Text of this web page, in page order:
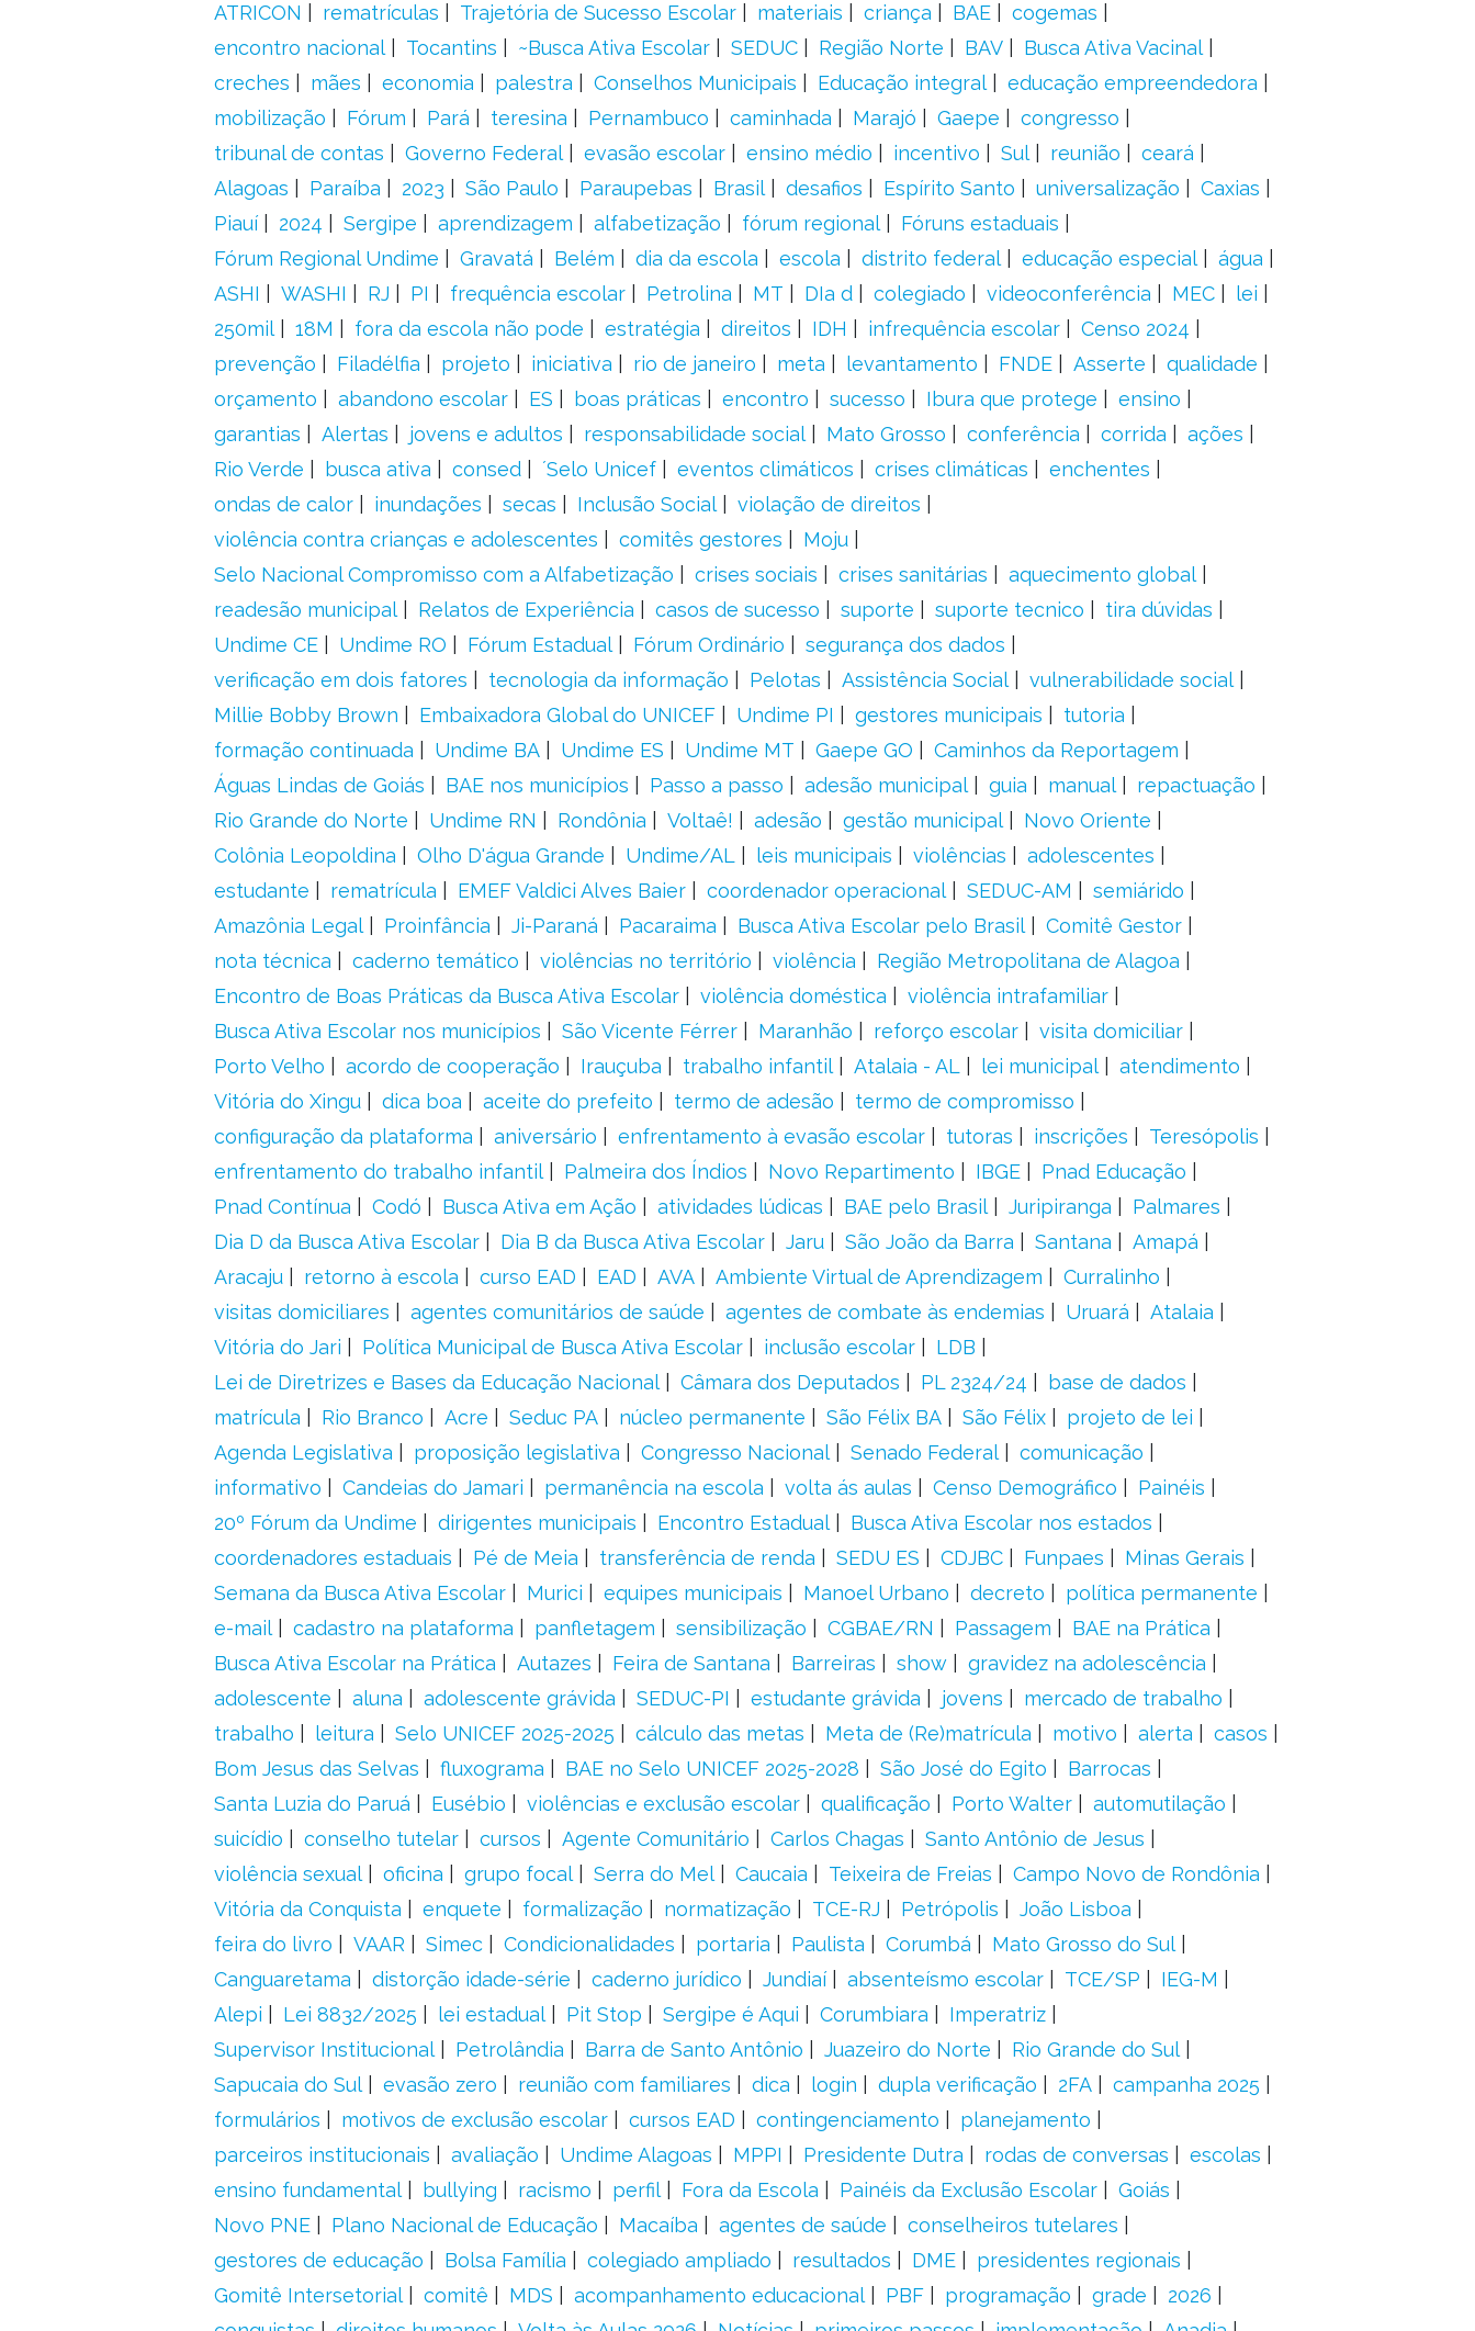
ATRICON
rematrículas Trajetória de Sucesso Escolar materiais criança BAE
cogemas
encontro nacional
Tocantins ~Busca Ativa Escolar SEDUC Região Norte BAV
Busca Ativa Vacinal
creches
mães economia palestra Conselhos Municipais Educação integral
educação empreendedora
mobilização
Fórum Pará teresina Pernambuco caminhada Marajó Gaepe
congresso
tribunal de contas
Governo Federal evasão escolar ensino médio incentivo Sul reunião
ceará
Alagoas
Paraíba 2023 São Paulo Paraupebas Brasil desafios Espírito Santo universalização
Caxias
Piauí
2024 Sergipe aprendizagem alfabetização fórum regional
Fóruns estaduais
Fórum Regional Undime
Gravatá Belém dia da escola escola distrito federal educação especial
água
ASHI
WASHI RJ PI frequência escolar Petrolina MT DIa d colegiado videoconferência MEC
lei
250mil
18M fora da escola não pode estratégia direitos IDH infrequência escolar
Censo 2024
prevenção
Filadélfia projeto iniciativa rio de janeiro meta levantamento FNDE Asserte
qualidade
orçamento
abandono escolar ES boas práticas encontro sucesso Ibura que protege
ensino
garantias
Alertas jovens e adultos responsabilidade social Mato Grosso conferência corrida
ações
Rio Verde
busca ativa consed ´Selo Unicef eventos climáticos crises climáticas
enchentes
ondas de calor
inundações secas Inclusão Social
violação de direitos
violência contra crianças e adolescentes
comitês gestores
Moju
Selo Nacional Compromisso com a Alfabetização
crises sociais crises sanitárias
aquecimento global
readesão municipal
Relatos de Experiência casos de sucesso suporte suporte tecnico
tira dúvidas
Undime CE
Undime RO Fórum Estadual Fórum Ordinário
segurança dos dados
verificação em dois fatores
tecnologia da informação Pelotas Assistência Social
vulnerabilidade social
Millie Bobby Brown
Embaixadora Global do UNICEF Undime PI gestores municipais
tutoria
formação continuada
Undime BA Undime ES Undime MT Gaepe GO
Caminhos da Reportagem
Águas Lindas de Goiás
BAE nos municípios Passo a passo adesão municipal guia manual
repactuação
Rio Grande do Norte
Undime RN Rondônia Voltaê! adesão gestão municipal
Novo Oriente
Colônia Leopoldina
Olho D'água Grande Undime/AL leis municipais violências
adolescentes
estudante
rematrícula EMEF Valdici Alves Baier coordenador operacional SEDUC-AM
semiárido
Amazônia Legal
Proinfância Ji-Paraná Pacaraima Busca Ativa Escolar pelo Brasil
Comitê Gestor
nota técnica
caderno temático violências no território violência
Região Metropolitana de Alagoa
Encontro de Boas Práticas da Busca Ativa Escolar
violência doméstica
violência intrafamiliar
Busca Ativa Escolar nos municípios
São Vicente Férrer Maranhão reforço escolar
visita domiciliar
Porto Velho
acordo de cooperação Irauçuba trabalho infantil Atalaia - AL lei municipal
atendimento
Vitória do Xingu
dica boa aceite do prefeito termo de adesão
termo de compromisso
configuração da plataforma
aniversário enfrentamento à evasão escolar tutoras inscrições
Teresópolis
enfrentamento do trabalho infantil
Palmeira dos Índios Novo Repartimento IBGE
Pnad Educação
Pnad Contínua
Codó Busca Ativa em Ação atividades lúdicas BAE pelo Brasil Juripiranga
Palmares
Dia D da Busca Ativa Escolar
Dia B da Busca Ativa Escolar Jaru São João da Barra Santana
Amapá
Aracaju
retorno à escola curso EAD EAD AVA Ambiente Virtual de Aprendizagem
Curralinho
visitas domiciliares
agentes comunitários de saúde agentes de combate às endemias Uruará
Atalaia
Vitória do Jari
Política Municipal de Busca Ativa Escolar inclusão escolar
LDB
Lei de Diretrizes e Bases da Educação Nacional
Câmara dos Deputados PL 2324/24
base de dados
matrícula
Rio Branco Acre Seduc PA núcleo permanente São Félix BA São Félix
projeto de lei
Agenda Legislativa
proposição legislativa Congresso Nacional Senado Federal
comunicação
informativo
Candeias do Jamari permanência na escola volta ás aulas Censo Demográfico
Painéis
20º Fórum da Undime
dirigentes municipais Encontro Estadual
Busca Ativa Escolar nos estados
coordenadores estaduais
Pé de Meia transferência de renda SEDU ES CDJBC Funpaes
Minas Gerais
Semana da Busca Ativa Escolar
Murici equipes municipais Manoel Urbano decreto
política permanente
e-mail
cadastro na plataforma panfletagem sensibilização CGBAE/RN Passagem
BAE na Prática
Busca Ativa Escolar na Prática
Autazes Feira de Santana Barreiras show
gravidez na adolescência
adolescente
aluna adolescente grávida SEDUC-PI estudante grávida jovens
mercado de trabalho
trabalho
leitura Selo UNICEF 2025-2025 cálculo das metas Meta de (Re)matrícula motivo alerta
casos
Bom Jesus das Selvas
fluxograma BAE no Selo UNICEF 2025-2028 São José do Egito
Barrocas
Santa Luzia do Paruá
Eusébio violências e exclusão escolar qualificação Porto Walter
automutilação
suicídio
conselho tutelar cursos Agente Comunitário Carlos Chagas
Santo Antônio de Jesus
violência sexual
oficina grupo focal Serra do Mel Caucaia Teixeira de Freias
Campo Novo de Rondônia
Vitória da Conquista
enquete formalização normatização TCE-RJ Petrópolis
João Lisboa
feira do livro
VAAR Simec Condicionalidades portaria Paulista Corumbá
Mato Grosso do Sul
Canguaretama
distorção idade-série caderno jurídico Jundiaí absenteísmo escolar TCE/SP
IEG-M
Alepi
Lei 8832/2025 lei estadual Pit Stop Sergipe é Aqui Corumbiara
Imperatriz
Supervisor Institucional
Petrolândia Barra de Santo Antônio Juazeiro do Norte
Rio Grande do Sul
Sapucaia do Sul
evasão zero reunião com familiares dica login dupla verificação 2FA
campanha 2025
formulários
motivos de exclusão escolar cursos EAD contingenciamento
planejamento
parceiros institucionais
avaliação Undime Alagoas MPPI Presidente Dutra rodas de conversas
escolas
ensino fundamental
bullying racismo perfil Fora da Escola Painéis da Exclusão Escolar
Goiás
Novo PNE
Plano Nacional de Educação Macaíba agentes de saúde
conselheiros tutelares
gestores de educação
Bolsa Família colegiado ampliado resultados DME
presidentes regionais
Gomitê Intersetorial
comitê MDS acompanhamento educacional PBF programação grade
2026